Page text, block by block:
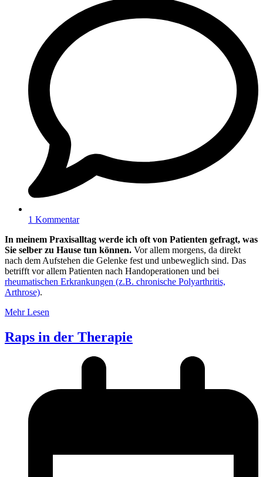
1 Kommentar
In meinem Praxisalltag werde ich oft von Patienten gefragt, was
Sie selber zu Hause tun können. Vor allem morgens, da direkt
nach dem Aufstehen die Gelenke fest und unbeweglich sind. Das
betrifft vor allem Patienten nach Handoperationen und bei
rheumatischen Erkrankungen (z.B. chronische Polyarthritis,
Arthrose).
Mehr Lesen
Raps in der Therapie